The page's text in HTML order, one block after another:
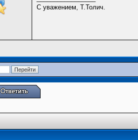
С уважением, Т.Толич.